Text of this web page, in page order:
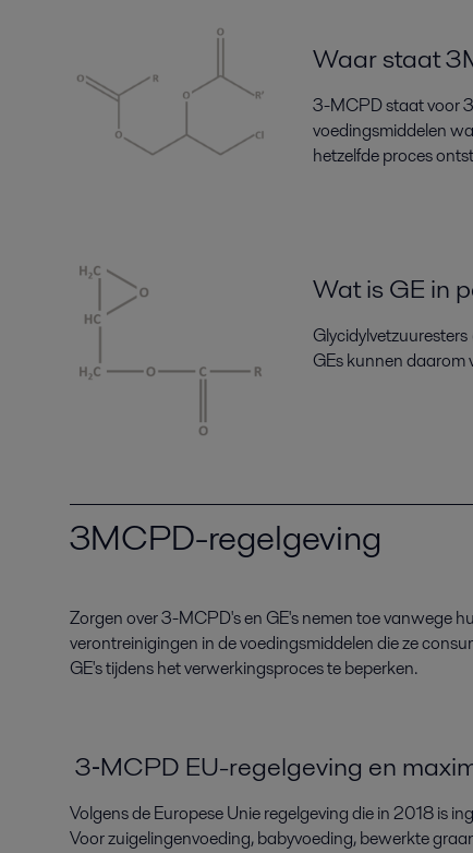
Waar staat
3-MCPD staat voor
voedingsmiddelen
hetzelfde proces
Wat is GE in
GEskunnendaarom
3MCPD-regelgeving
Zorgen over3-MCPD's en GE'snemen toevanwege
verontreinigingen in de voedingsmiddelendie ze
GE'stijdenshet verwerkingsproceste beperken.
3‑MCPD EU-regelgeving en
Volgensde Europese Unieregelgeving die in 2018 is
Voorzuigelingenvoeding, babyvoeding, bewerkte